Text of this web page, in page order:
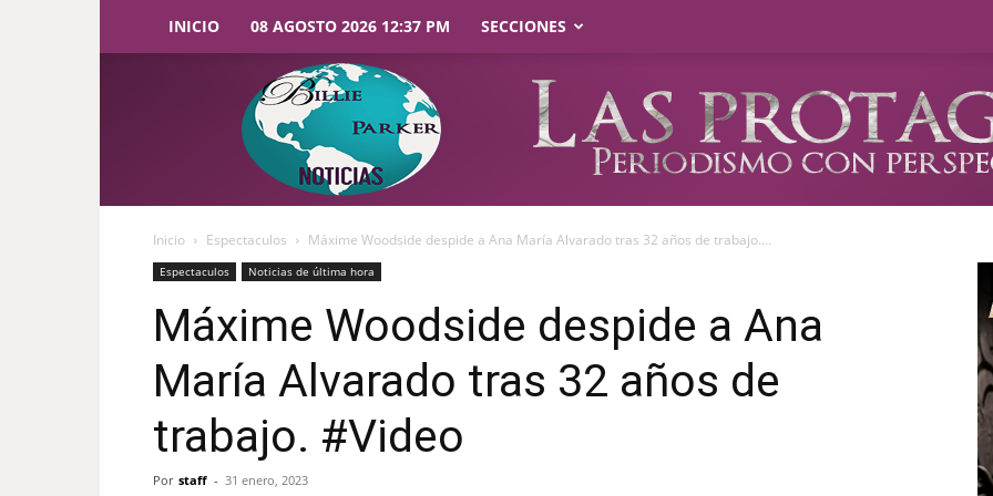
INICIO 08 AGOSTO 2026 12:37 PM SECCIONES
Parker
Noticias
Inicio Espectaculos Máxime Woodside despide a Ana María Alvarado tras 32 años de trabajo....
Espectaculos Noticias de última hora
Máxime Woodside despide a Ana
María Alvarado tras 32 años de
trabajo. #Video
Por staff - 31 enero, 2023